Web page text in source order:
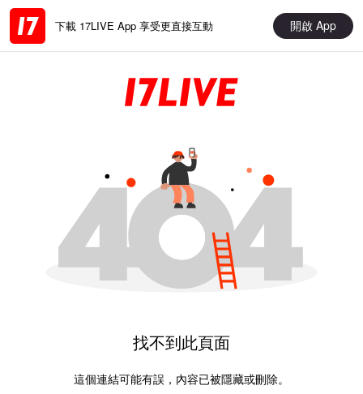
下載 17LIVE App 享受更直接互動 開啟 App
找不到此頁面
這個連結可能有誤，內容已被隱藏或刪除。